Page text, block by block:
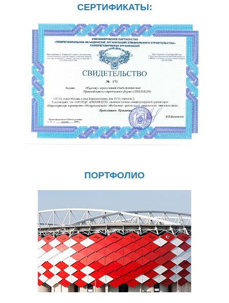
CЕРТИФИКАТЫ:
ПОРТФОЛИО